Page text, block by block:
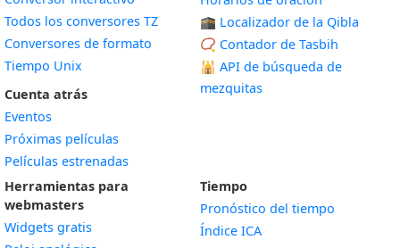
Todos los conversores TZ
Conversores de formato
Tiempo Unix
Cuenta atrás
Eventos
Próximas películas
Películas estrenadas
🕋 Localizador de la Qibla
📿 Contador de Tasbih
🕌 API de búsqueda de
mezquitas
Herramientas para
webmasters
Widgets gratis
Tiempo
Pronóstico del tiempo
Índice ICA